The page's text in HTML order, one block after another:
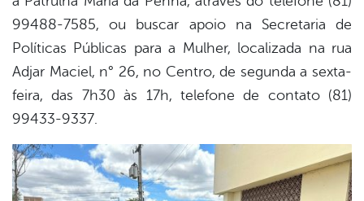
99488-7585, ou buscar apoio na Secretaria de
Políticas Públicas para a Mulher, localizada na rua
Adjar Maciel, n° 26, no Centro, de segunda a sexta-
feira, das 7h30 às 17h, telefone de contato (81)
99433-9337.